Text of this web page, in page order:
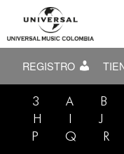
REGISTRO
3 A B
H
I J
P
Q R